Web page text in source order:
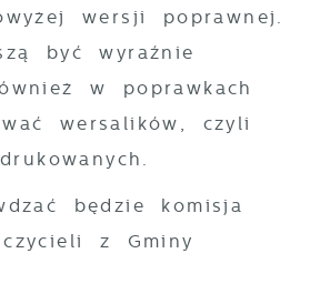
wersji poprawnej.
być wyraźnie
w poprawkach
wersalików, czyli
będzie komisja
z Gminy